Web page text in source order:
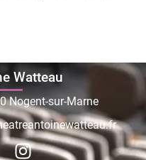
Watteau
Nogent-sur-Marne